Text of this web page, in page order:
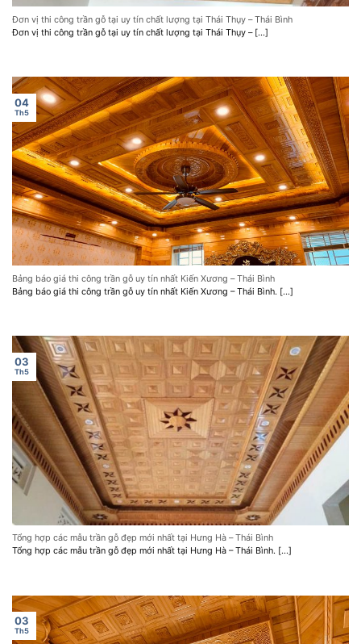
Đơn vị thi công trần gỗ tại uy tín chất lượng tại Thái Thụy – Thái Bình
Đơn vị thi công trần gỗ tại uy tín chất lượng tại Thái Thụy – [...]
Bảng báo giá thi công trần gỗ uy tín nhất Kiến Xương – Thái Bình
Bảng báo giá thi công trần gỗ uy tín nhất Kiến Xương – Thái Bình. [...]
04
Th5
Tổng hợp các mẫu trần gỗ đẹp mới nhất tại Hưng Hà – Thái Bình
Tổng hợp các mẫu trần gỗ đẹp mới nhất tại Hưng Hà – Thái Bình. [...]
03
Th5
03
Th5